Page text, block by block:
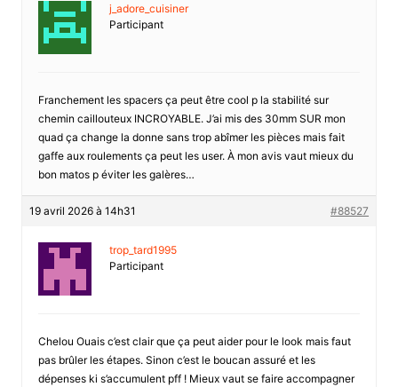
j_adore_cuisiner
Participant
Franchement les spacers ça peut être cool p la stabilité sur
chemin caillouteux INCROYABLE. J’ai mis des 30mm SUR mon
quad ça change la donne sans trop abîmer les pièces mais fait
gaffe aux roulements ça peut les user. À mon avis vaut mieux du
bon matos p éviter les galères…
19 avril 2026 à 14h31 #88527
trop_tard1995
Participant
Chelou Ouais c’est clair que ça peut aider pour le look mais faut
pas brûler les étapes. Sinon c’est le boucan assuré et les
dépenses ki s’accumulent pff ! Mieux vaut se faire accompagner